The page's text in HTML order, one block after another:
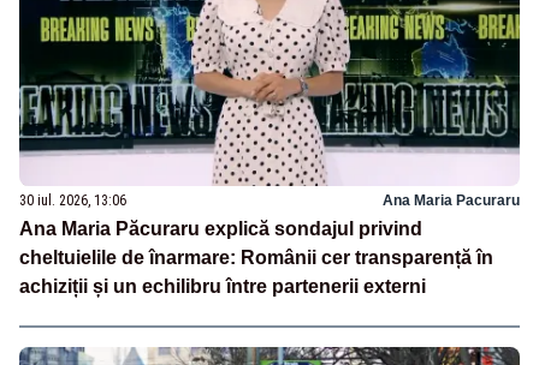
30 iul. 2026, 13:06 Ana Maria Pacuraru
Ana Maria Păcuraru explică sondajul privind
cheltuielile de înarmare: Românii cer transparență în
achiziții și un echilibru între partenerii externi